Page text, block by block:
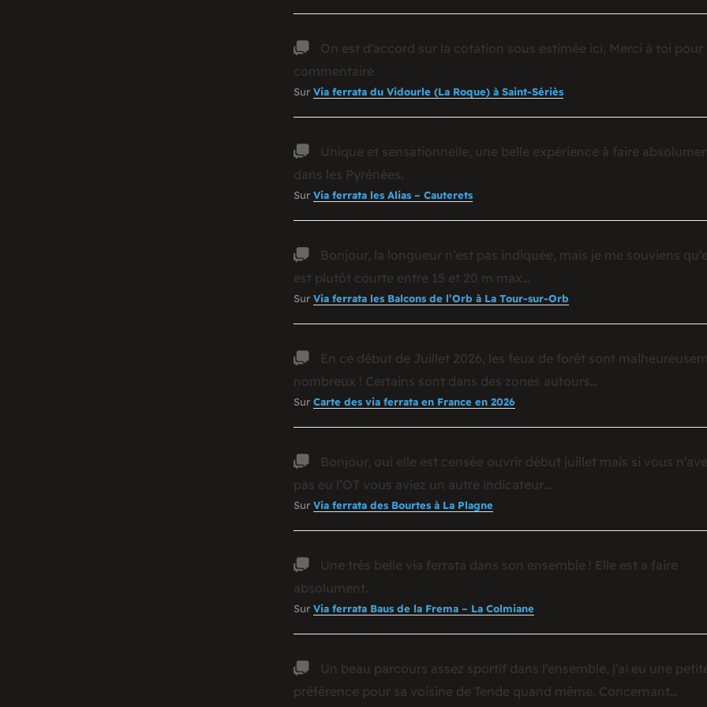
On est d’accord sur la cotation sous estimée ici, Merci à toi pour
commentaire
Sur Via ferrata du Vidourle (La Roque) à Saint-Sériès
Unique et sensationnelle, une belle expérience à faire
dans les Pyrénées.
Sur Via ferrata les Alias – Cauterets
Bonjour, la longueur n’est pas indiquée, mais je me souviens
est plutôt courte entre 15 et 20 m max…
Sur Via ferrata les Balcons de l’Orb à La Tour-sur-Orb
En ce début de Juillet 2026, les feux de forêt sont
nombreux ! Certains sont dans des zones autours…
Sur Carte des via ferrata en France en 2026
Bonjour, oui elle est censée ouvrir début juillet mais si vous
pas eu l’OT vous aviez un autre indicateur…
Sur Via ferrata des Bourtes à La Plagne
Une très belle via ferrata dans son ensemble ! Elle est a faire
absolument.
Sur Via ferrata Baus de la Frema – La Colmiane
Un beau parcours assez sportif dans l’ensemble, j’ai eu une
préférence pour sa voisine de Tende quand même. Concernant…